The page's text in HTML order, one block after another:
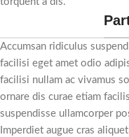
Accumsan ridiculus
facilisi eget amet odio
facilisi nullam ac vivamus
ornare dis curae etiam
suspendisse ullamcorper
Imperdiet augue cras